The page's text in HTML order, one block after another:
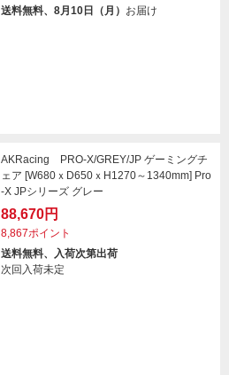
送料無料、8月10日（月） お届け
AKRacing PRO-X/GREY/JP ゲーミングチ
ェア [W680ｘD650ｘH1270～1340mm] Pro
-X JPシリーズ グレー
88,670円
8,867ポイント
送料無料、入荷次第出荷
次回入荷未定